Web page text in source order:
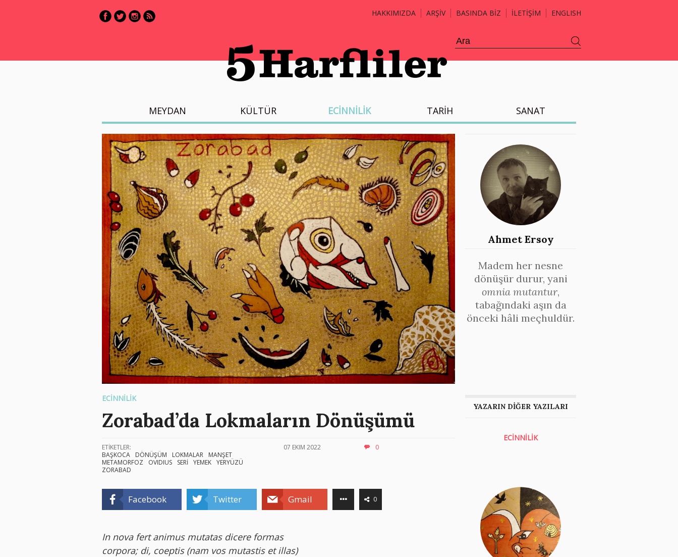
HAKKIMIZDA ARŞİV BASINDA BİZ İLETİŞİM ENGLISH
MEYDAN KÜLTÜR ECİNNİLİK TARİH SANAT
Ahmet Ersoy
Madem her nesne
dönüşür durur, yani
omnia mutantur,
tabağındaki aşın da
önceki hâli meçhuldür.
ECİNNİLİK
Zorabad’da Lokmaların Dönüşümü
ETİKETLER:
BAŞKOCA
DÖNÜŞÜM LOKMALAR
MANŞET
METAMORFOZ
OVIDIUS SERİ YEMEK YERYÜZÜ
ZORABAD
07 EKIM 2022 0
Facebook Twitter Gmail 0
In nova fert animus mutatas dicere formas
corpora; di, coeptis (nam vos mutastis et illas)
YAZARIN DİĞER YAZILARI
ECİNNİLİK